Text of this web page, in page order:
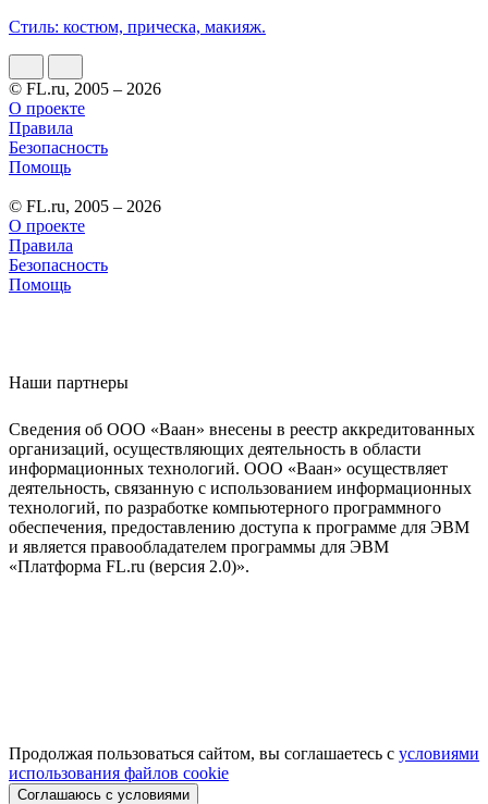
Стиль: костюм, прическа, макияж.
© FL.ru, 2005 – 2026
О проекте
Правила
Безопасность
Помощь
© FL.ru, 2005 – 2026
О проекте
Правила
Безопасность
Помощь
Наши партнеры
Сведения об ООО «Ваан» внесены в реестр аккредитованных
организаций, осуществляющих деятельность в области
информационных технологий. ООО «Ваан» осуществляет
деятельность, связанную с использованием информационных
технологий, по разработке компьютерного программного
обеспечения, предоставлению доступа к программе для ЭВМ
и является правообладателем программы для ЭВМ
«Платформа FL.ru (версия 2.0)».
Продолжая пользоваться сайтом, вы соглашаетесь с условиями
использования файлов cookie
Соглашаюсь с условиями